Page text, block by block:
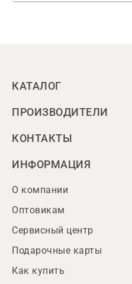
КАТАЛОГ
ПРОИЗВОДИТЕЛИ
КОНТАКТЫ
ИНФОРМАЦИЯ
О компании
Оптовикам
Сервисный центр
Подарочные карты
Как купить